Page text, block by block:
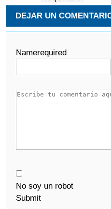
DEJAR UN
Namerequired
No soy un robot
Submit